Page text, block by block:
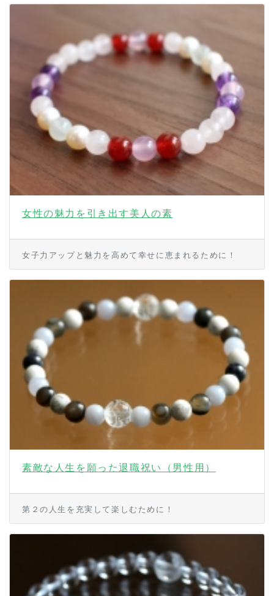
女性の魅力を引き出す美人の素
女子力アップと魅力を高めて幸せに恵まれるために！
素敵な人生を願った退職祝い（男性用）
第２の人生を充実して楽しむために！